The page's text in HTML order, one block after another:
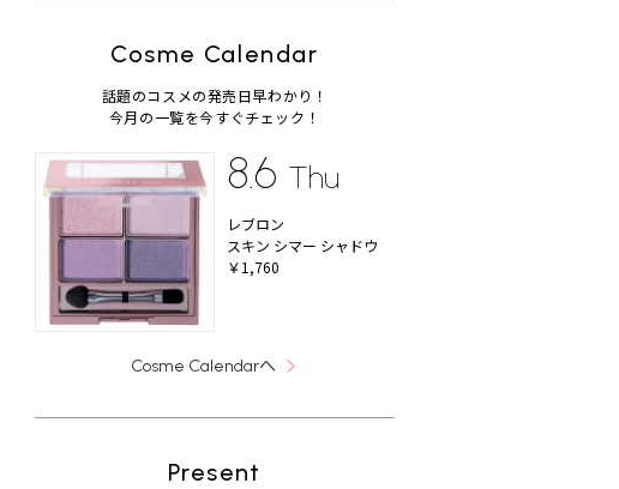
Cosme Calendar
話題のコスメの発売日早わかり！
今月の一覧を今すぐチェック！
8.6 Thu
レブロン
スキン シマー シャドウ
￥1,760
Cosme Calendarへ
Present